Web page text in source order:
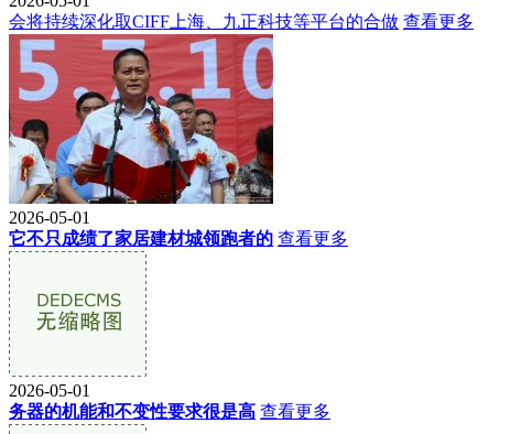
会将持续深化取CIFF上海、九正科技等平台的合做 查看更多
2026-05-01
它不只成绩了家居建材城领跑者的 查看更多
2026-05-01
务器的机能和不变性要求很是高 查看更多